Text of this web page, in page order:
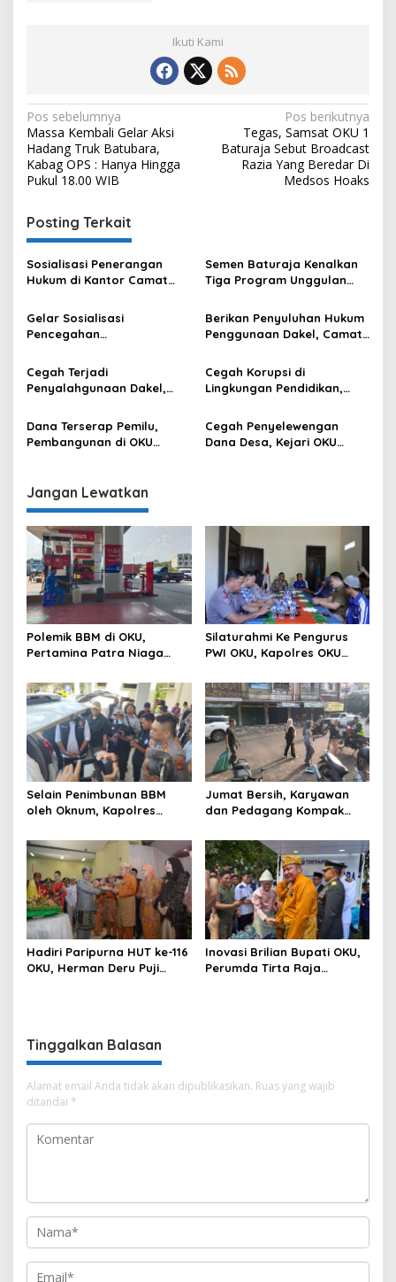
Ikuti Kami
Navigasi
pos
Pos sebelumnya
Massa Kembali Gelar Aksi
Hadang Truk Batubara,
Kabag OPS : Hanya Hingga
Pukul 18.00 WIB
Pos berikutnya
Tegas, Samsat OKU 1
Baturaja Sebut Broadcast
Razia Yang Beredar Di
Medsos Hoaks
Posting Terkait
Sosialisasi Penerangan
Hukum di Kantor Camat
Penjelasan Kasi Intel Kejari
OKU
Semen Baturaja Kenalkan
Tiga Program Unggulan
Warga di Air Gading
Gelar Sosialisasi
Pencegahan
Desa di Baturaja Barat,
Kasi Intelijen Kejari OKU :
Jangan Asal Jual Aset Desa
Berikan Penyuluhan Hukum
Penggunaan Dakel, Camat
Unit Tipidkor Polres OKU
Cegah Terjadi
Penyalahgunaan Dakel,
Kecamatan Baturaja Timur
Ikuti Penyuluhan Hukum
Bersama Kejari OKU
Cegah Korupsi di
Lingkungan Pendidikan,
Hukum Kepada MKKS
Dana Terserap Pemilu,
Pembangunan di OKU
Cegah Penyelewengan
Dana Desa, Kejari OKU
Jangan Lewatkan
Polemik BBM di OKU,
Pertamina Patra Niaga
Optimalkan Penyaluran
BBM Subsidi dan Perkuat
Pengawasan di Kabupaten
Ogan Komering Ulu
Silaturahmi Ke Pengurus
PWI OKU, Kapolres OKU
Media dan Polri
Selain Penimbunan BBM
oleh Oknum, Kapolres
Kurang, Pertamina Patra
Niaga Bungkam
Jumat Bersih, Karyawan
dan Pedagang Kompak
Lama
Hadiri Paripurna HUT ke-116
OKU, Herman Deru Puji
Inovasi Brilian Bupati OKU,
Perumda Tirta Raja
Tinggalkan Balasan
Alamat email Anda tidak akan dipublikasikan. Ruas yang wajib
ditandai *